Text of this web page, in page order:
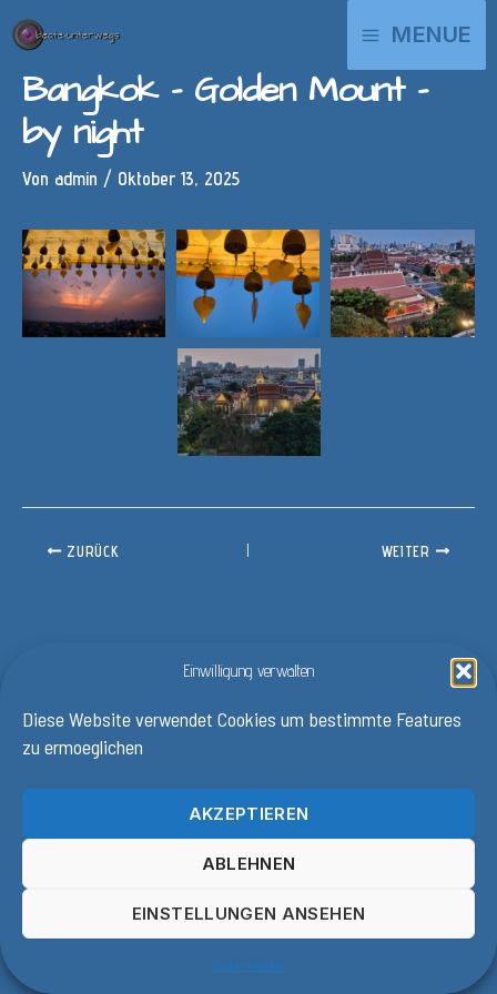
Einwilligung verwalten
Diese Website verwendet Cookies um bestimmte Features
zu ermoeglichen
AKZEPTIEREN
ABLEHNEN
EINSTELLUNGEN ANSEHEN
Cookie-Richtlinie
Inhalt
MAIN
MENU
MENUE
Bangkok – Golden Mount –
by night
Von admin / Oktober 13, 2025
ZURÜCK WEITER